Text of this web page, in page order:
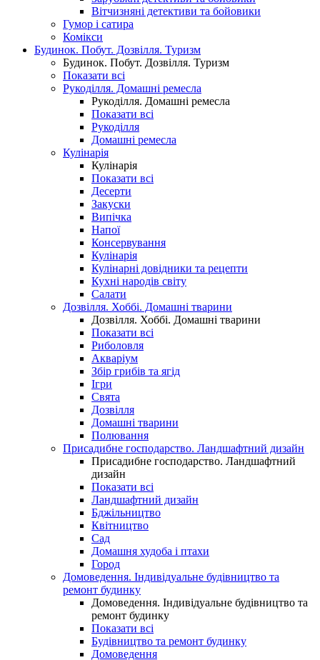
Вітчизняні детективи та бойовики
Гумор і сатира
Комікси
Будинок. Побут. Дозвілля. Туризм
Будинок. Побут. Дозвілля. Туризм
Показати всі
Рукоділля. Домашні ремесла
Рукоділля. Домашні ремесла
Показати всі
Рукоділля
Домашні ремесла
Кулінарія
Кулінарія
Показати всі
Десерти
Закуски
Випічка
Напої
Консервування
Кулінарія
Кулінарні довідники та рецепти
Кухні народів світу
Салати
Дозвілля. Хоббі. Домашні тварини
Дозвілля. Хоббі. Домашні тварини
Показати всі
Риболовля
Акваріум
Збір грибів та ягід
Ігри
Свята
Дозвілля
Домашні тварини
Полювання
Присадибне господарство. Ландшафтний дизайн
Присадибне господарство. Ландшафтний
дизайн
Показати всі
Ландшафтний дизайн
Бджільництво
Квітництво
Сад
Домашня худоба і птахи
Город
Домоведення. Індивідуальне будівництво та
ремонт будинку
Домоведення. Індивідуальне будівництво та
ремонт будинку
Показати всі
Будівництво та ремонт будинку
Домоведення